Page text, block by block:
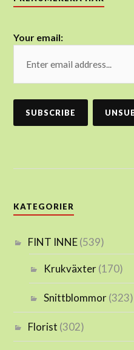
Your email:
KATEGORIER
FINT INNE(539)
Krukväxter(170)
Snittblommor(323)
Florist (302)